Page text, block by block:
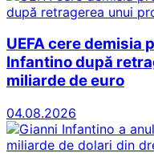
UEFA cere demisia
Infantino după
miliarde de euro
04.08.2026